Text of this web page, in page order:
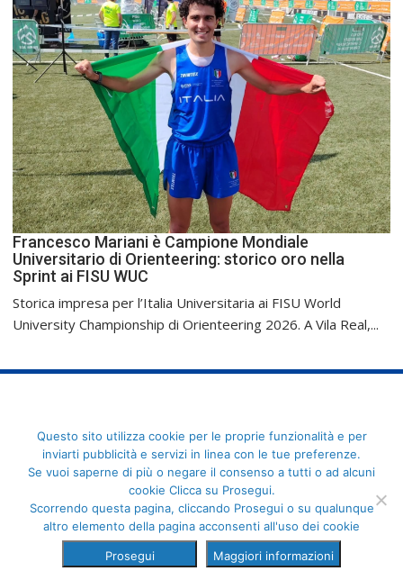
Francesco Mariani è Campione Mondiale
Universitario di Orienteering: storico oro nella
Sprint ai FISU WUC
Storica impresa per l’Italia Universitaria ai FISU World
University Championship di Orienteering 2026. A Vila Real,...
FederCUSI: Federazione Italiana dello Sport Universitario - Via
Angelo Brofferio, 7 - 00195 Roma - C.F. 80109270589
Questo sito utilizza cookie per le proprie funzionalità e per
inviarti pubblicità e servizi in linea con le tue preferenze.
Se vuoi saperne di più o negare il consenso a tutti o ad alcuni
cookie Clicca su Prosegui.
Scorrendo questa pagina, cliccando Prosegui o su qualunque
altro elemento della pagina acconsenti all'uso dei cookie
Prosegui Maggiori informazioni